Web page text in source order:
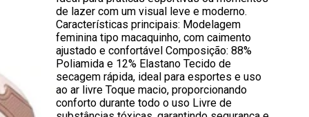
de lazer com um visual leve e moderno.
Características principais: Modelagem
feminina tipo macaquinho, com caimento
ajustado e confortável Composição: 88%
Poliamida e 12% Elastano Tecido de
secagem rápida, ideal para esportes e uso
ao ar livre Toque macio, proporcionando
conforto durante todo o uso Livre de